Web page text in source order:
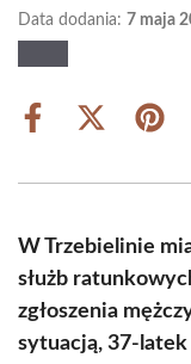
Data dodania: 7 maja
Share
Share
(Twitter)
W Trzebielinie
służb
zgłoszenia
sytuacją, 37-latek